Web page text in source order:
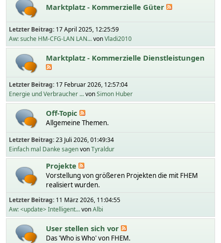
Marktplatz - Kommerzielle Güter
Letzter Beitrag: 17 April 2025, 12:25:59
Aw: suche HM-CFG-LAN LAN...vonVladi2010
Marktplatz - Kommerzielle Dienstleistungen
Letzter Beitrag: 17 Februar 2026, 12:57:04
Energie und Verbraucher ...vonSimon Huber
Off-Topic
Allgemeine Themen.
Letzter Beitrag:23 Juli 2026, 01:49:34
Einfach mal Danke sagenvonTyraldur
Projekte
Vorstellung von größeren Projekten die mit FHEM
realisiert wurden.
Letzter Beitrag: 11 März 2026, 11:04:55
Aw: <update> Intelligent...vonAlbi
User stellen sich vor
Das 'Who is Who' von FHEM.